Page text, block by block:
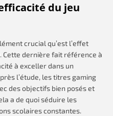
du jeu
crucial qu’est l’effet
Cette dernière fait référence à
à exceller dans un
l’étude, les titres gaming
des objectifs bien posés et
a de quoi séduire les
scolaires constantes.